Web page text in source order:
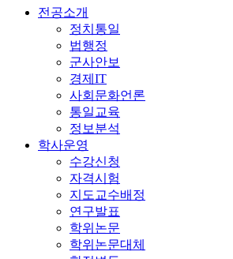
전공소개
정치통일
법행정
군사안보
경제IT
사회문화언론
통일교육
정보분석
학사운영
수강신청
자격시험
지도교수배정
연구발표
학위논문
학위논문대체